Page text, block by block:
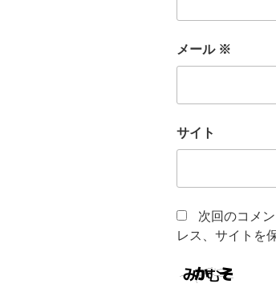
メール ※
サイト
次回のコメ
レス、サイトを